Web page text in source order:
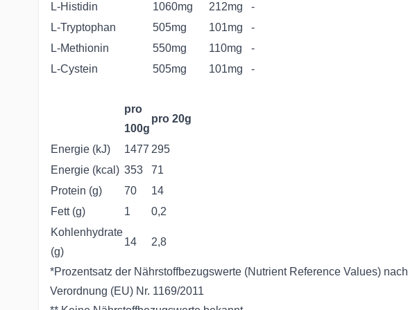
L-Histidin
1060mg 212mg
-
L-Tryptophan
505mg 101mg
-
L-Methionin
550mg 110mg
-
L-Cystein
505mg 101mg -
pro
100g
pro 20g
Energie (kJ) 1477 295
Energie (kcal) 353
71
Protein (g)
70
14
Fett (g)
1
0,2
Kohlenhydrate
(g)
14 2,8
*Prozentsatz der Nährstoffbezugswerte (Nutrient Reference Values) nach
Verordnung (EU) Nr. 1169/2011